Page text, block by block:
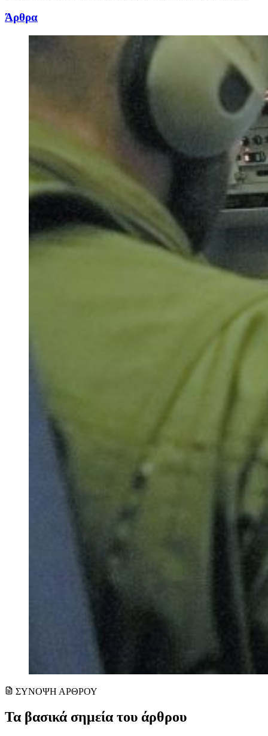
Άρθρα
ΣΥΝΟΨΗ ΑΡΘΡΟΥ
Τα βασικά σημεία του άρθρου